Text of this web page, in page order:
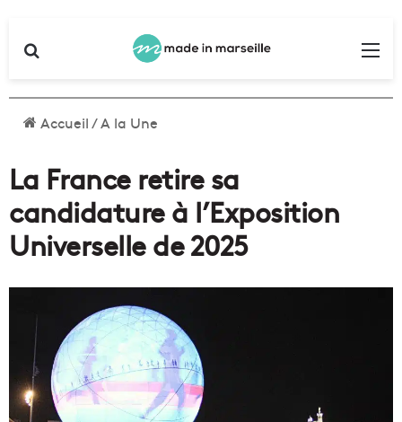
Accueil/A la Une
La France retire sa
candidature à l’Exposition
Universelle de 2025